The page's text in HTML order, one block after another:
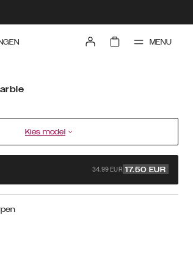
MENU
Kies model
34.99 EUR 17.50 EUR